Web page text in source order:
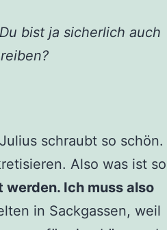
bist ja sicherlich auch
schraubt so schön.
Also was ist so
Ich muss also
in Sackgassen, weil